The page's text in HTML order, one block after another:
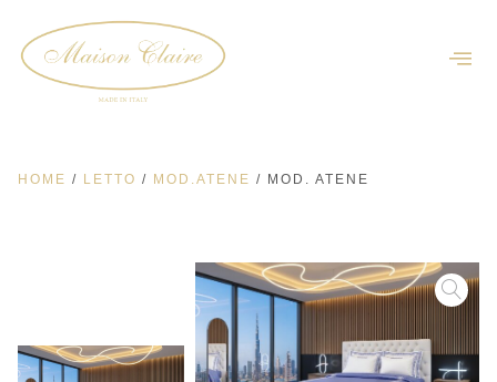
HOME / LETTO / MOD.ATENE / MOD. ATENE